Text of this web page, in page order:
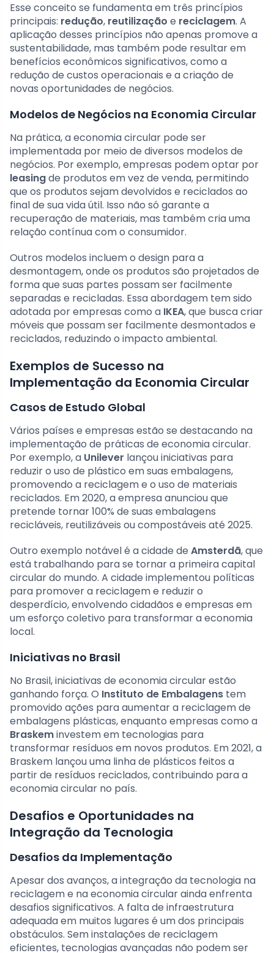
Esse conceito se fundamenta em três princípios
principais: redução, reutilização e reciclagem. A
aplicação desses princípios não apenas promove a
sustentabilidade, mas também pode resultar em
benefícios econômicos significativos, como a
redução de custos operacionais e a criação de
novas oportunidades de negócios.
Modelos de Negócios na Economia Circular
Na prática, a economia circular pode ser
implementada por meio de diversos modelos de
negócios. Por exemplo, empresas podem optar por
leasingde produtos em vez de venda, permitindo
que os produtos sejam devolvidos e reciclados ao
final de sua vida útil. Isso não só garante a
recuperação de materiais, mas também cria uma
relação contínua com o consumidor.
Outros modelos incluem o design para a
desmontagem, onde os produtos são projetados de
forma que suas partes possam ser facilmente
separadas e recicladas. Essa abordagem tem sido
adotada por empresas como a IKEA, que busca criar
móveis que possam ser facilmente desmontados e
reciclados, reduzindo o impacto ambiental.
Exemplos de Sucesso na
Implementação da Economia Circular
Casos de Estudo Global
Vários países e empresas estão se destacando na
implementação de práticas de economia circular.
Por exemplo, a Unilever lançou iniciativas para
reduzir o uso de plástico em suas embalagens,
promovendo a reciclagem e o uso de materiais
reciclados. Em 2020, a empresa anunciou que
pretende tornar 100% de suas embalagens
recicláveis, reutilizáveis ou compostáveis até 2025.
Outro exemplo notável é a cidade de Amsterdã, que
está trabalhando para se tornar a primeira capital
circular do mundo. A cidade implementou políticas
para promover a reciclagem e reduzir o
desperdício, envolvendo cidadãos e empresas em
um esforço coletivo para transformar a economia
local.
Iniciativas no Brasil
No Brasil, iniciativas de economia circular estão
ganhando força. O Instituto de Embalagens tem
promovido ações para aumentar a reciclagem de
embalagens plásticas, enquanto empresas como a
Braskeminvestem em tecnologias para
transformar resíduos em novos produtos. Em 2021, a
Braskem lançou uma linha de plásticos feitos a
partir de resíduos reciclados, contribuindo para a
economia circular no país.
Desafios e Oportunidades na
Integração da Tecnologia
Desafios da Implementação
Apesar dos avanços, a integração da tecnologia na
reciclagem e na economia circular ainda enfrenta
desafios significativos. A falta de infraestrutura
adequada em muitos lugares é um dos principais
obstáculos. Sem instalações de reciclagem
eficientes, tecnologias avançadas não podem ser